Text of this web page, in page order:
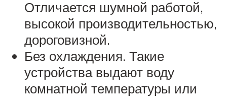
Отличается шумной работой,
высокой производительностью,
дороговизной.
Без охлаждения. Такие
устройства выдают воду
комнатной температуры или